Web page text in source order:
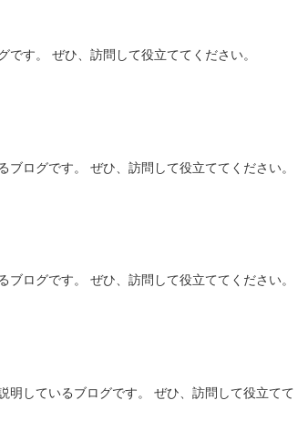
です。 ぜひ、訪問して役立ててください。
ログです。 ぜひ、訪問して役立ててください。
ログです。 ぜひ、訪問して役立ててください。
明しているブログです。 ぜひ、訪問して役立てて